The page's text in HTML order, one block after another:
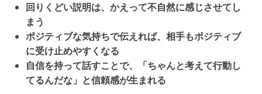
回りくどい説明は、かえって不自然に感じさせてし
まう
ポジティブな気持ちで伝えれば、相手もポジティブ
に受け止めやすくなる
自信を持って話すことで、「ちゃんと考えて行動し
てるんだな」と信頼感が生まれる